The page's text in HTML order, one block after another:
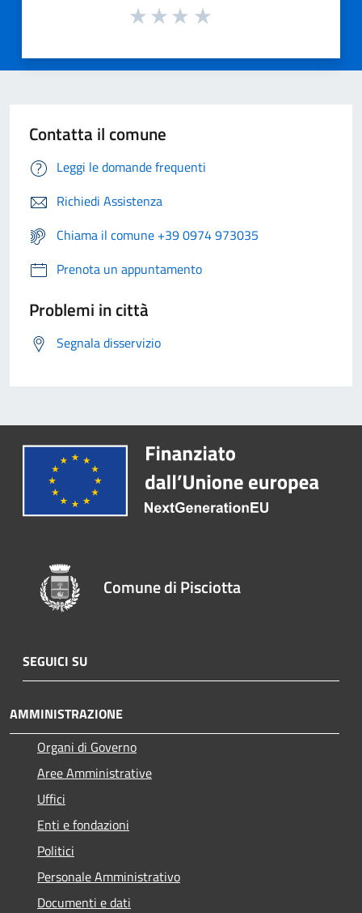
Contatta il comune
Leggi le domande frequenti
Richiedi Assistenza
Chiama il comune +39 0974 973035
Prenota un appuntamento
Problemi in città
Segnala disservizio
Comune di Pisciotta
SEGUICI SU
AMMINISTRAZIONE
Organi di Governo
Aree Amministrative
Uffici
Enti e fondazioni
Politici
Personale Amministrativo
Documenti e dati